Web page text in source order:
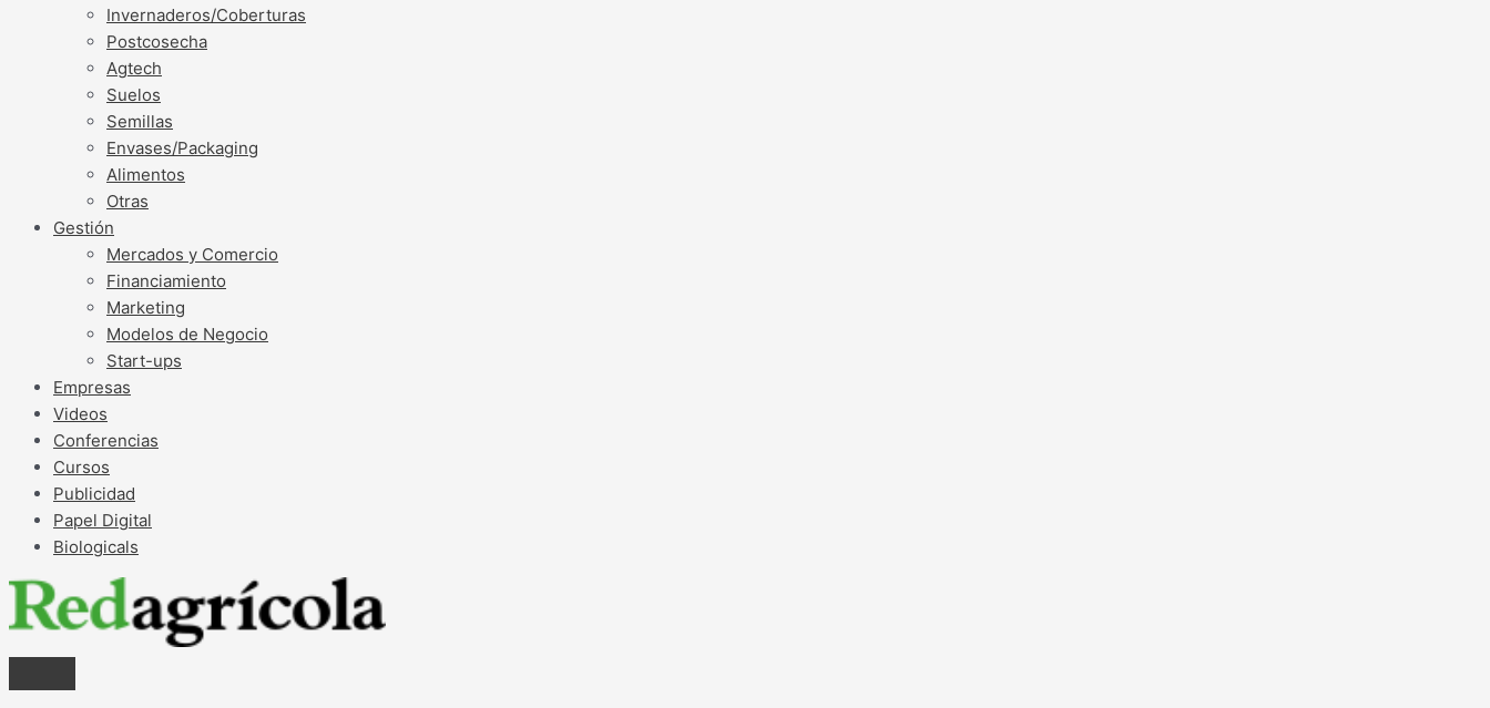
Invernaderos/Coberturas
Postcosecha
Agtech
Suelos
Semillas
Envases/Packaging
Alimentos
Otras
Gestión
Mercados y Comercio
Financiamiento
Marketing
Modelos de Negocio
Start-ups
Empresas
Videos
Conferencias
Cursos
Publicidad
Papel Digital
Biologicals